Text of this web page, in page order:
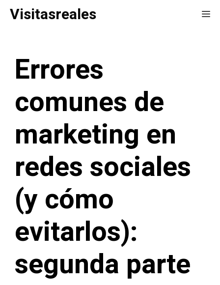
Saltar
Visitasreales
Errores
comunes de
marketing en
redes sociales
(y cómo
evitarlos):
segunda parte